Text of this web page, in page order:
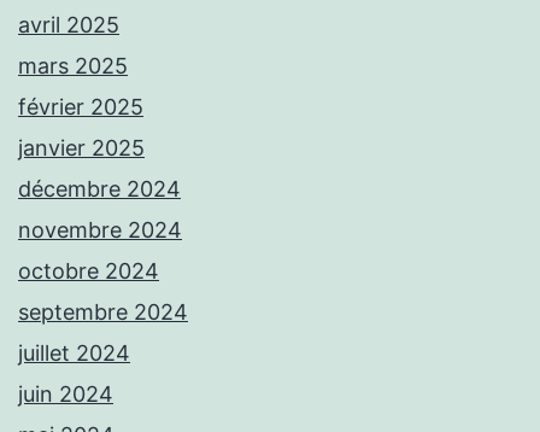
avril 2025
mars 2025
février 2025
janvier 2025
décembre 2024
novembre 2024
octobre 2024
septembre 2024
juillet 2024
juin 2024